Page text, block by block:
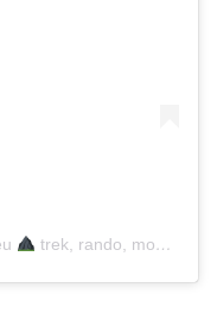
trek, rando, montagne (@marcherverslebonheur)